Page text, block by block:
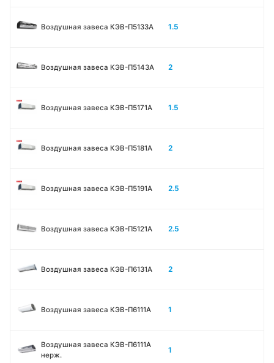
Воздушная завеса КЭВ-П5133A 1.5
Воздушная завеса КЭВ-П5143A 2
Воздушная завеса КЭВ-П5171А 1.5
Воздушная завеса КЭВ-П5181А 2
Воздушная завеса КЭВ-П5191А 2.5
Воздушная завеса КЭВ-П5121А 2.5
Воздушная завеса КЭВ-П6131A 2
Воздушная завеса КЭВ-П6111A 1
Воздушная завеса КЭВ-П6111A
нерж.
1